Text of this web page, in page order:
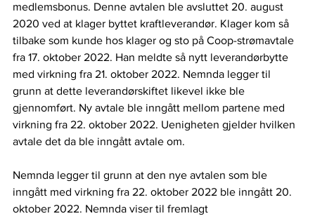
medlemsbonus. Denne avtalen ble avsluttet 20. august
2020 ved at klager byttet kraftleverandør. Klager kom så
tilbake som kunde hos klager og sto på Coop-strømavtale
fra 17. oktober 2022. Han meldte så nytt leverandørbytte
med virkning fra 21. oktober 2022. Nemnda legger til
grunn at dette leverandørskiftet likevel ikke ble
gjennomført. Ny avtale ble inngått mellom partene med
virkning fra 22. oktober 2022. Uenigheten gjelder hvilken
avtale det da ble inngått avtale om.
Nemnda legger til grunn at den nye avtalen som ble
inngått med virkning fra 22. oktober 2022 ble inngått 20.
oktober 2022. Nemnda viser til fremlagt